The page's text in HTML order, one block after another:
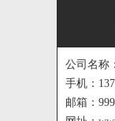
公司名称
手机：
邮箱：